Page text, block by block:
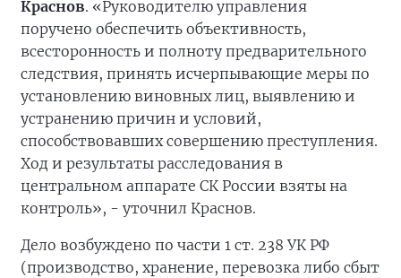
Краснов. «Руководителю управления
поручено обеспечить объективность,
всесторонность и полноту предварительного
следствия, принять исчерпывающие меры по
установлению виновных лиц, выявлению и
устранению причин и условий,
способствовавших совершению преступления.
Ход и результаты расследования в
центральном аппарате СК России взяты на
контроль», - уточнил Краснов.
Дело возбуждено по части 1 ст. 238 УК РФ
(производство, хранение, перевозка либо сбыт